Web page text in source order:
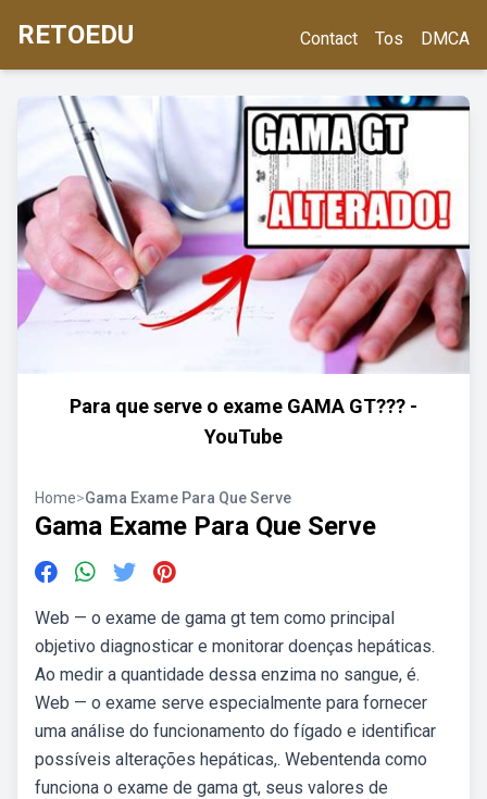
RETOEDU Contact Tos DMCA
Para que serve o exame GAMA GT??? -
YouTube
Home>Gama Exame Para Que Serve
Gama Exame Para Que Serve
Web — o exame de gama gt tem como principal
objetivo diagnosticar e monitorar doenças hepáticas.
Ao medir a quantidade dessa enzima no sangue, é.
Web — o exame serve especialmente para fornecer
uma análise do funcionamento do fígado e identificar
possíveis alterações hepáticas,. Webentenda como
funciona o exame de gama gt, seus valores de